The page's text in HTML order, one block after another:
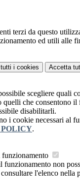
terzi da questo
ed utili alle
i cookies Accetta
scegliere quali
quelli che consentono il
disabilitarli.
i cookie necessari al
.
funzionamento
funzionamento non
l'elenco nella